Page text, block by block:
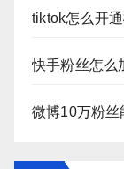
tiktok怎么开
快手粉丝怎么
微博10万粉丝